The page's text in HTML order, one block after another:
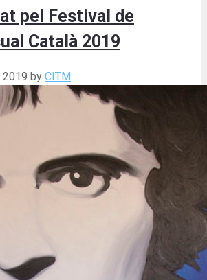
pel Festival de
Català 2019
2019 by CITM